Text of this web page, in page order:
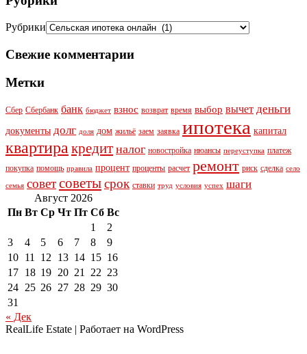
Рубрики
Свежие комментарии
Метки
Сбер Сбербанк банк бюджет взнос возврат время выбор вычет деньги
документы долг доля дом жильё заем заявка ипотека капитал
квартиракредит налог новостройка нюансы переуступка платеж
покупка помощь правила процент проценты расчет ремонт риск сделка село
семья советсоветысрок ставки труд условия успех шаги
Август 2026
Пн Вт Ср Чт Пт Сб Вс
1
2
3
4 5 6 7 8
9
10 11 12 13 14 15 16
17 18 19 20 21 22 23
24 25 26 27 28 29 30
31
« Дек
RealLife Estate | Работает на WordPress